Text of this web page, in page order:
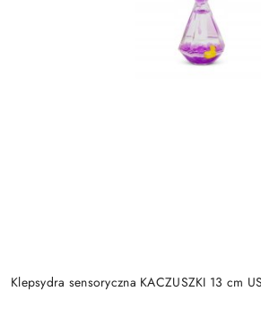
Klepsydra sensoryczna KACZUSZKI 13 cm